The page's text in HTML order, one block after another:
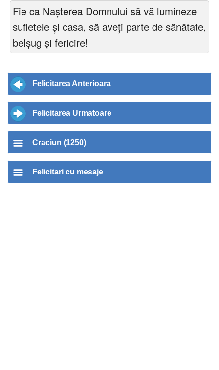
Fie ca Nașterea Domnului să vă lumineze
sufletele și casa, să aveți parte de sănătate,
belșug și fericire!
Felicitarea Anterioara
Felicitarea Urmatoare
Craciun (1250)
Felicitari cu mesaje